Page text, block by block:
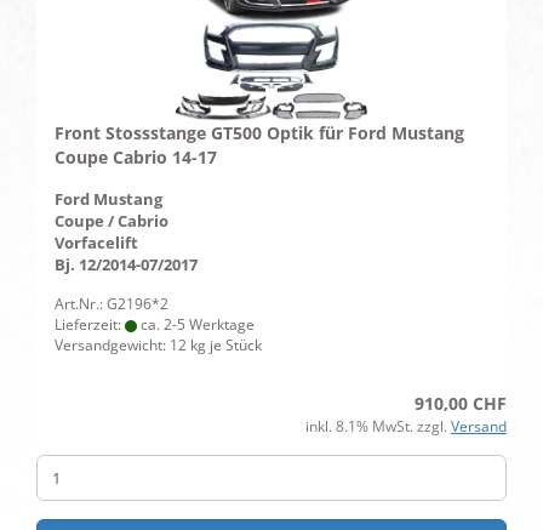
Front Stossstange GT500 Optik für Ford Mustang
Coupe Cabrio 14-17
Ford Mustang
Coupe / Cabrio
Vorfacelift
Bj. 12/2014-07/2017
Art.Nr.: G2196*2
Lieferzeit:
ca. 2-5 Werktage
Versandgewicht: 12 kg je Stück
910,00 CHF
inkl. 8.1% MwSt. zzgl. Versand